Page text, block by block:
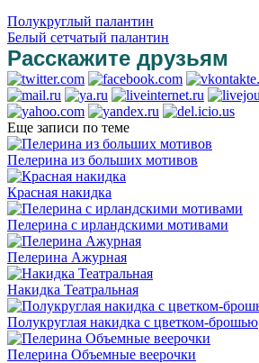
Полукруглый палантин
Белый сетчатый палантин
Расскажите друзьям
Еще записи по теме
Пелерина из больших мотивов
Красная накидка
Пелерина с ирландскими мотивами
Пелерина Ажурная
Накидка Театральная
Полукруглая накидка с цветком-брошью
Пелерина Объемные веерочки